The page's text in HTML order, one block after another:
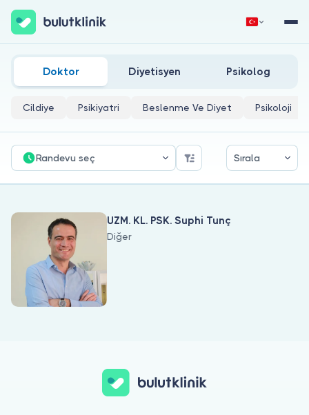
Hastalar için
Doktorlar için
Doktor musunuz?
Hemen Kaydol Giriş Yap
Aile Içi Kutuplaşma Doktorları
Doktor Diyetisyen Psikolog
Cildiye Psikiyatri Beslenme Ve Diyet Psikoloji
Randevu seç Sırala
UZM. KL. PSK. Suphi Tunç
Diğer